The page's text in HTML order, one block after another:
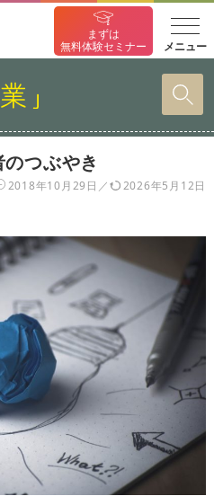
まずは
無料体験セミナー
メニュー
つぶやき
2018年10月29日
2026年5月12日